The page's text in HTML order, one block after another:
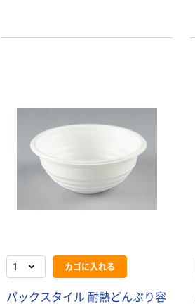
カゴに入れる
パックスタイル 耐熱どんぶり容